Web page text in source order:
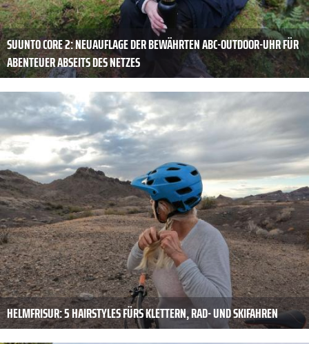
SUUNTO CORE 2: NEUAUFLAGE DER BEWÄHRTEN ABC-OUTDOOR-UHR FÜR
ABENTEUER ABSEITS DES NETZES
HELMFRISUR: 5 HAIRSTYLES FÜRS KLETTERN, RAD- UND SKIFAHREN